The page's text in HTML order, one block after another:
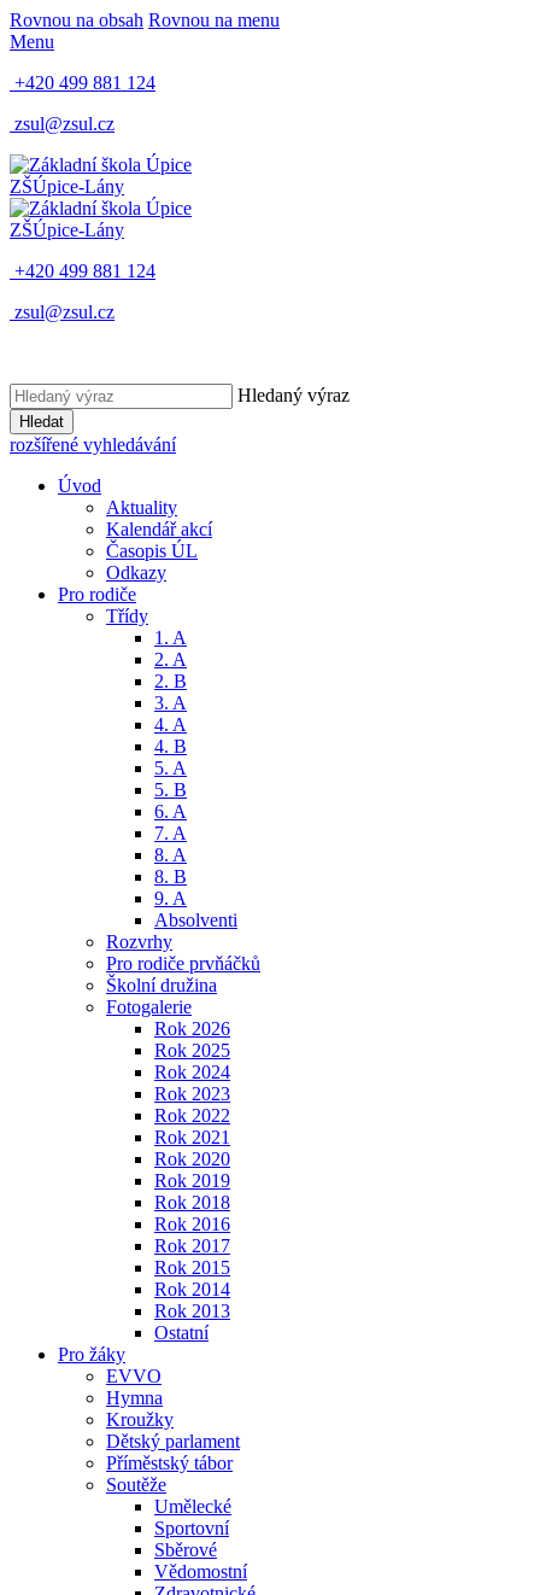
Rovnou na obsah Rovnou na menu
Menu
+420 499 881 124
zsul@zsul.cz
ZŠÚpice-Lány
ZŠÚpice-Lány
+420 499 881 124
zsul@zsul.cz
Hledaný výraz
Hledat
rozšířené vyhledávání
Úvod
Aktuality
Kalendář akcí
Časopis ÚL
Odkazy
Pro rodiče
Třídy
1. A
2. A
2. B
3. A
4. A
4. B
5. A
5. B
6. A
7. A
8. A
8. B
9. A
Absolventi
Rozvrhy
Pro rodiče prvňáčků
Školní družina
Fotogalerie
Rok 2026
Rok 2025
Rok 2024
Rok 2023
Rok 2022
Rok 2021
Rok 2020
Rok 2019
Rok 2018
Rok 2016
Rok 2017
Rok 2015
Rok 2014
Rok 2013
Ostatní
Pro žáky
EVVO
Hymna
Kroužky
Dětský parlament
Příměstský tábor
Soutěže
Umělecké
Sportovní
Sběrové
Vědomostní